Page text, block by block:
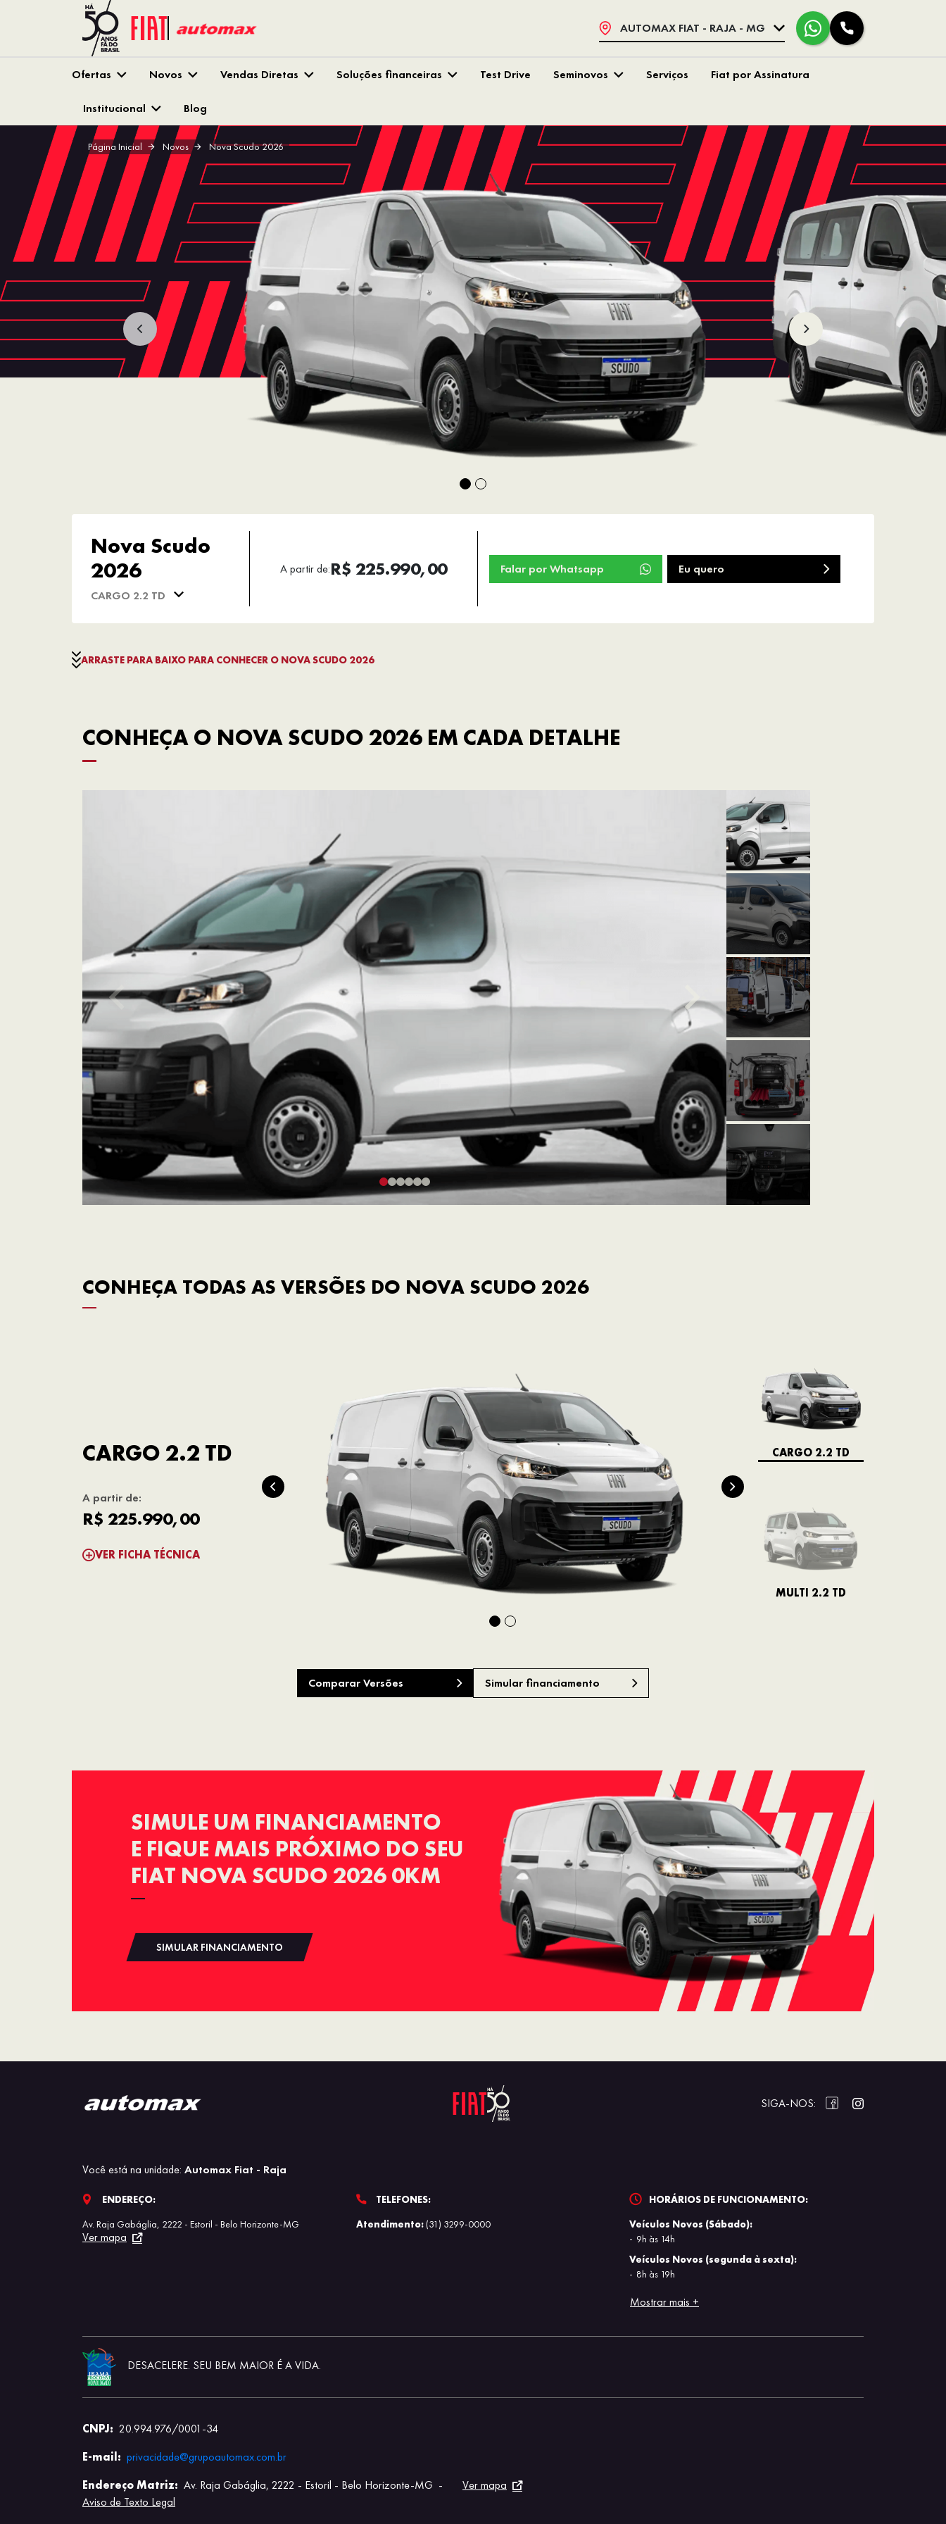
AUTOMAX FIAT - RAJA - MG
Ofertas Novos Vendas Diretas Soluções financeiras Test Drive Seminovos Serviços Fiat por Assinatura
Institucional Blog
Página Inicial Novos Nova Scudo 2026
Nova Scudo
2026
CARGO 2.2 TD
A partir de:R$ 225.990,00 Falar por Whatsapp Eu quero
ARRASTE PARA BAIXO PARA CONHECER O NOVA SCUDO 2026
CONHEÇA O NOVA SCUDO 2026 EM CADA DETALHE
CONHEÇA TODAS AS VERSÕES DO NOVA SCUDO 2026
CARGO 2.2 TD
A partir de:
R$ 225.990,00
VER FICHA TÉCNICA
CARGO 2.2 TD
MULTI 2.2 TD
Comparar Versões Simular financiamento
SIMULE UM FINANCIAMENTO
E FIQUE MAIS PRÓXIMO DO SEU
FIAT NOVA SCUDO 2026 0KM
SIMULAR FINANCIAMENTO
SIGA-NOS:
Você está na unidade: Automax Fiat - Raja
ENDEREÇO:
Av. Raja Gabáglia, 2222 - Estoril - Belo Horizonte-MG
Ver mapa
TELEFONES:
Atendimento:(31) 3299-0000
HORÁRIOS DE FUNCIONAMENTO:
Veículos Novos (Sábado):
9h às 14h
Veículos Novos (segunda à sexta):
8h às 19h
Mostrar mais +
DESACELERE. SEU BEM MAIOR É A VIDA.
CNPJ: 20.994.976/0001-34
E-mail: privacidade@grupoautomax.com.br
Endereço Matriz: Av. Raja Gabáglia, 2222 - Estoril - Belo Horizonte-MG -
Ver mapa
Aviso de Texto Legal